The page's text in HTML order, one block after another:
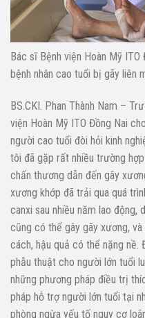
Bác sĩ Bệnh viện Hoàn Mỹ
bệnh nhân cao tuổi bị gãy liên
BS.CKI. Phan Thành Nam –
viện Hoàn Mỹ ITO Đồng Nai
người cao tuổi đòi hỏi kinh
tôi đã gặp rất nhiều trường
chấn thương dẫn đến gãy
xương khớp đã trải qua quá
canxi sau nhiều năm lao
cũng có thể gây gãy xương,
cách, hậu quả có thể nặng
phẫu thuật cho người lớn tuổi
những phương pháp điều trị
pháp hỗ trợ người lớn tuổi tại
phòng ngừa yếu tố nguy cơ